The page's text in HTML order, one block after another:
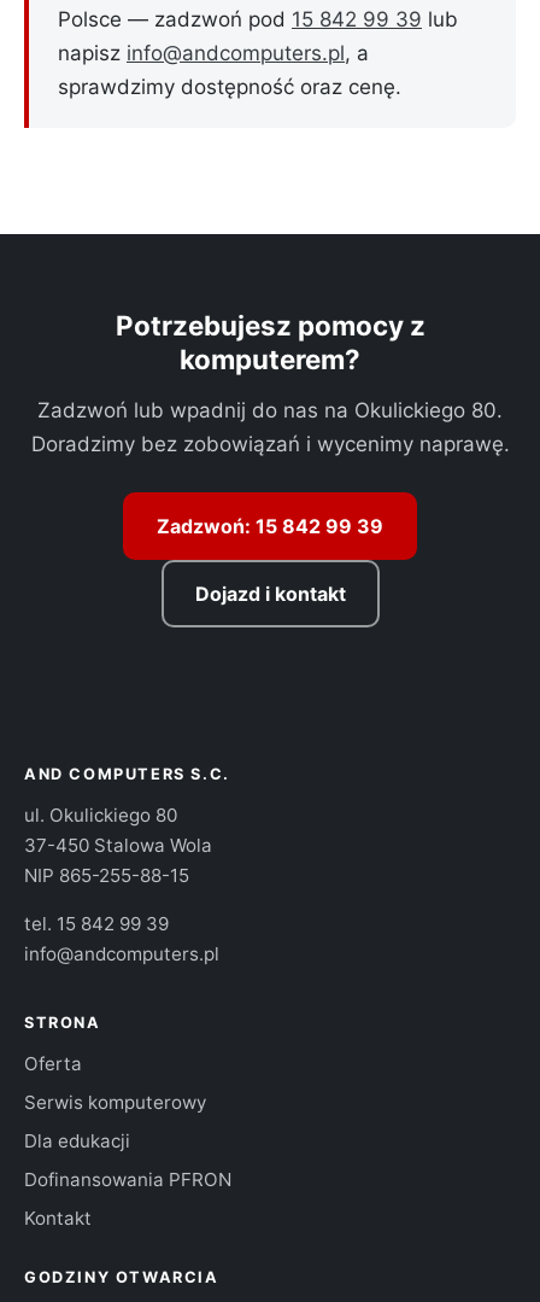
Polsce — zadzwoń pod 15 842 99 39 lub
napisz info@andcomputers.pl, a
sprawdzimy dostępność oraz cenę.
Potrzebujesz pomocy z
komputerem?
Zadzwoń lub wpadnij do nas na Okulickiego 80.
Doradzimy bez zobowiązań i wycenimy naprawę.
Zadzwoń: 15 842 99 39
Dojazd i kontakt
AND COMPUTERS S.C.
ul. Okulickiego 80
37-450 Stalowa Wola
NIP 865-255-88-15
tel. 15 842 99 39
info@andcomputers.pl
STRONA
Oferta
Serwis komputerowy
Dla edukacji
Dofinansowania PFRON
Kontakt
GODZINY OTWARCIA